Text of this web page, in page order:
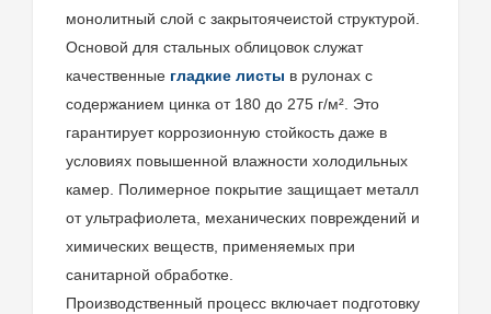
монолитный слой с закрытоячеистой структурой.
Основой для стальных облицовок служат
качественные гладкие листы в рулонах с
содержанием цинка от 180 до 275 г/м². Это
гарантирует коррозионную стойкость даже в
условиях повышенной влажности холодильных
камер. Полимерное покрытие защищает металл
от ультрафиолета, механических повреждений и
химических веществ, применяемых при
санитарной обработке.
Производственный процесс включает подготовку